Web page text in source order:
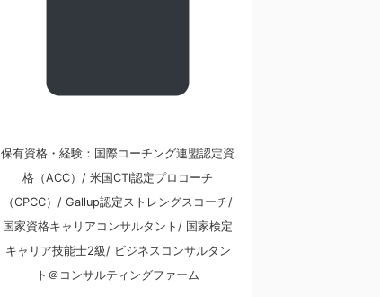
保有資格・経験：国際コーチング連盟認定資
格（ACC）/ 米国CTI認定プロコーチ
（CPCC）/ Gallup認定ストレングスコーチ/
国家資格キャリアコンサルタント/ 国家検定
キャリア技能士2級/ ビジネスコンサルタン
ト＠コンサルティングファーム